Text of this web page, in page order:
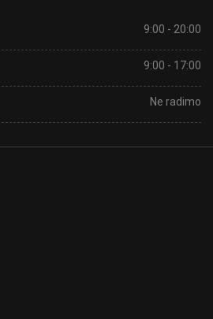
9:00 - 20:00
9:00 - 17:00
Ne radimo